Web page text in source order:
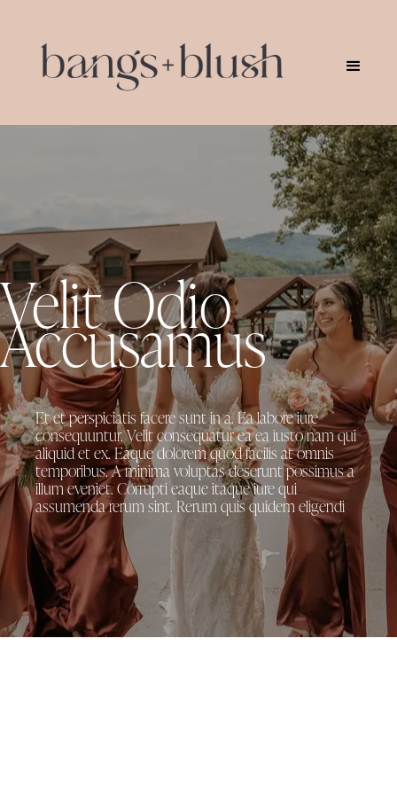
Velit Odio
Accusamus
Et et perspiciatis facere sunt in a. Ea labore iure
consequuntur. Velit consequatur ea ea iusto nam qui
aliquid et ex. Eaque dolorem quod facilis at omnis
temporibus. A minima voluptas deserunt possimus a
illum eveniet. Corrupti eaque itaque iure qui
assumenda rerum sint. Rerum quis quidem eligendi